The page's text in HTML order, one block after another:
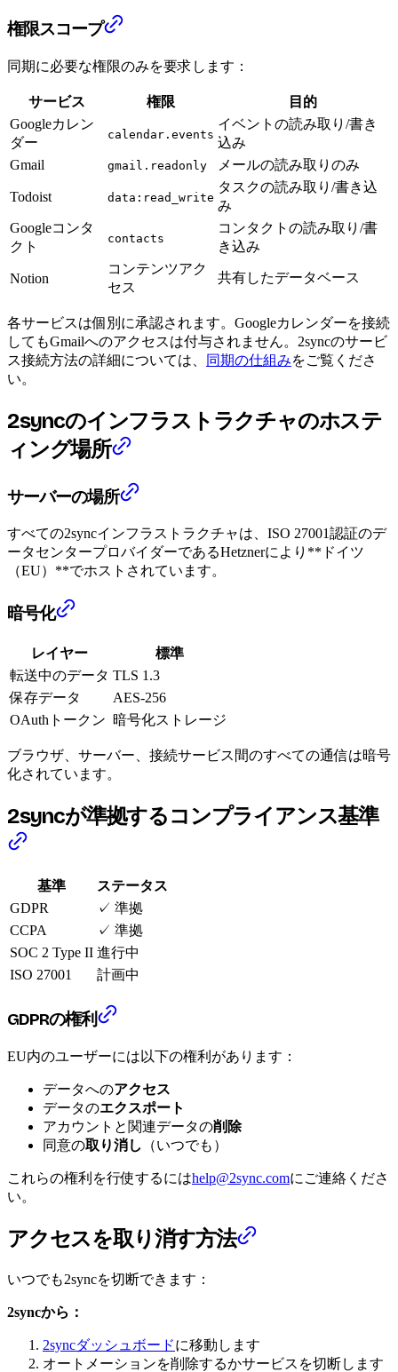
権限スコープ
同期に必要な権限のみを要求します：
サービス 権限
目的
Googleカレン
ダー
calendar.events
イベントの読み取り/書き
込み
Gmail
gmail.readonly メールの読み取りのみ
Todoist data:read_write
タスクの読み取り/書き込
み
Googleコンタ
クト
contacts
コンタクトの読み取り/書
き込み
Notion
コンテンツアク
セス
共有したデータベース
各サービスは個別に承認されます。Googleカレンダーを接続
してもGmailへのアクセスは付与されません。2syncのサービ
ス接続方法の詳細については、
同期の仕組みをご覧くださ
い。
2syncのインフラストラクチャのホステ
ィング場所
サーバーの場所
すべての2syncインフラストラクチャは、ISO 27001認証のデ
ータセンタープロバイダーであるHetznerにより**ドイツ
（EU）**でホストされています。
暗号化
レイヤー
標準
転送中のデータ TLS 1.3
保存データ
AES-256
OAuthトークン 暗号化ストレージ
ブラウザ、サーバー、接続サービス間のすべての通信は暗号
化されています。
2syncが準拠するコンプライアンス基準
基準
ステータス
GDPR
✓ 準拠
CCPA
✓ 準拠
SOC 2 Type II 進行中
ISO 27001
計画中
GDPRの権利
EU内のユーザーには以下の権利があります：
データへのアクセス
データのエクスポート
アカウントと関連データの削除
同意の取り消し （いつでも）
これらの権利を行使するにはhelp@2sync.comにご連絡くださ
い。
アクセスを取り消す方法
いつでも2syncを切断できます：
2syncから：
2syncダッシュボードに移動します
オートメーションを削除するかサービスを切断します